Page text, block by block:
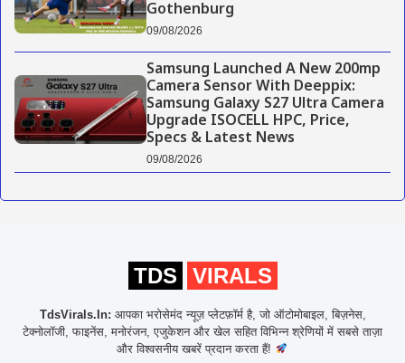
Gothenburg
09/08/2026
Samsung Launched A New 200mp
Camera Sensor With Deeppix:
Samsung Galaxy S27 Ultra Camera
Upgrade ISOCELL HPC, Price,
Specs & Latest News
09/08/2026
TDS VIRALS
TdsVirals.In: आपका भरोसेमंद न्यूज़ प्लेटफ़ॉर्म है, जो ऑटोमोबाइल, बिज़नेस,
टेक्नोलॉजी, फाइनेंस, मनोरंजन, एजुकेशन और खेल सहित विभिन्न श्रेणियों में सबसे ताज़ा
और विश्वसनीय खबरें प्रदान करता हैं!